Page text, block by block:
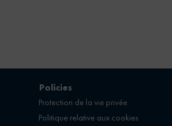
Policies
Protection de la vie privée
Politique relative aux cookies